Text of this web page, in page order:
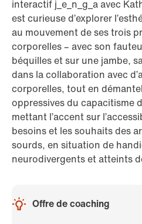
interactif j_e_n_g_a avec
est curieuse d’explorer
au mouvement de ses trois
corporelles – avec son
béquilles et sur une jambe,
dans la collaboration avec
corporelles, tout en
oppressives du capacitisme
mettant l’accent sur
besoins et les souhaits des
sourds, en situation de
neurodivergents et atteints
Offre de coaching